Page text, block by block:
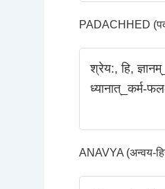
PADACHHED
श्रेय:, हि,
ध्यानात्_कर्म-
ANAVYA (अन्वय-